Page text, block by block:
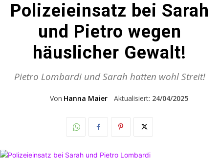
Polizeieinsatz bei Sarah
und Pietro wegen
häuslicher Gewalt!
Pietro Lombardi und Sarah hatten wohl Streit!
Von Hanna Maier Aktualisiert: 24/04/2025